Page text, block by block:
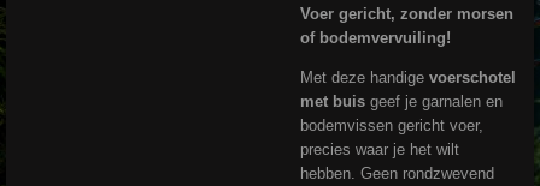
Voer gericht, zonder morsen
of bodemvervuiling!
Met deze handige voerschotel
met buis geef je garnalen en
bodemvissen gericht voer,
precies waar je het wilt
hebben. Geen rondzwevend